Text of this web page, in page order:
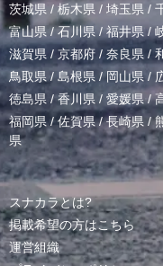
茨城県 / 栃木県 / 埼玉県 /
富山県 /石川県/福井県/
滋賀県 / 京都府 / 奈良県 /
鳥取県/ 島根県 /岡山県/
徳島県 /香川県 / 愛媛県/
福岡県/佐賀県/長崎県 /
県
スナカラとは?
掲載希望の方はこちら
運営組織